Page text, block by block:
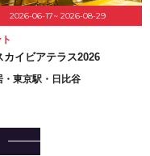
2026-06-17~ 2026-08-29
カイビアテラス2026
・東京駅・日比谷